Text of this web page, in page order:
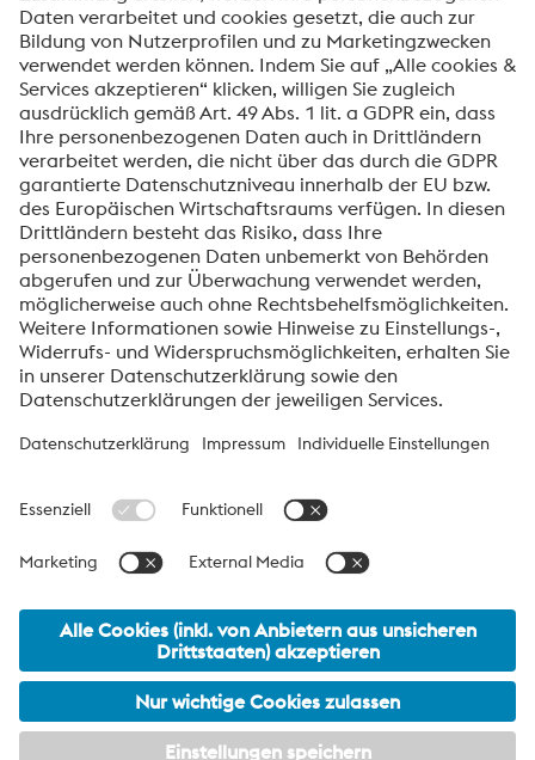
FriendlyCaptcha ⇗
Mit dem Absenden dieses Formulars werden Ihre
personenbezogenen Daten zum Zweck der Bearbeitung
Ihrer Anfrage verarbeitet. Weitere Informationen zur
Verarbeitung Ihrer personenbezogenen Daten sowie zu
Ihren Rechten finden Sie in unserer
Datenschutzmitteilung.
voestalpine High Performance Metals International
GmbH
Die voestalpine High Performance Metals International GmbH ist
eine österreichische Vertriebsgesellschaft der High Performance
Metals Division des voestalpine-Konzerns. Die Division
Produktsegmente und ist weltweit Marktführer für
Werkzeugstähle und Sonderwerkstoffe.
voestalpine Group Navigation
meta footer DE AT Navigation
© 2026 voestalpine High Performance Metals International
GmbH
office.hpm_international@voestalpine.com
Impressum
Datenschutzmitteilung
AGB